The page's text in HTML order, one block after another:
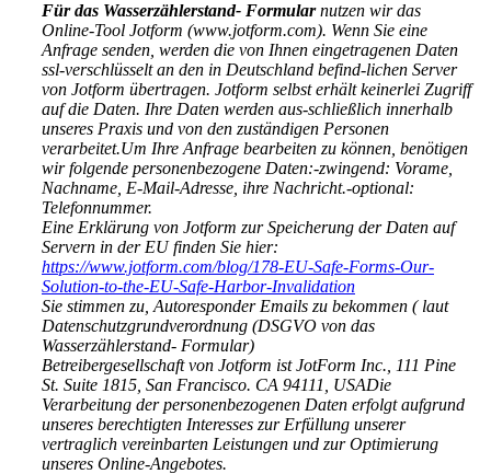
Für das Wasserzählerstand- Formularnutzen wir das
Online-Tool Jotform (www.jotform.com). Wenn Sie eine
Anfrage senden, werden die von Ihnen eingetragenen Daten
ssl-verschlüsselt an den in Deutschland befind-lichen Server
von Jotform übertragen. Jotform selbst erhält keinerlei Zugriff
auf die Daten. Ihre Daten werden aus-schließlich innerhalb
unseres Praxis und von den zuständigen Personen
verarbeitet.Um Ihre Anfrage bearbeiten zu können, benötigen
wir folgende personenbezogene Daten:-zwingend: Vorame,
Nachname, E-Mail-Adresse, ihre Nachricht.-optional:
Telefonnummer.
Eine Erklärung von Jotform zur Speicherung der Daten auf
Servern in der EU finden Sie hier:
https://www.jotform.com/blog/178-EU-Safe-Forms-Our-
Solution-to-the-EU-Safe-Harbor-Invalidation
Sie stimmen zu, Autoresponder Emails zu bekommen ( laut
Datenschutzgrundverordnung (DSGVO von das
Wasserzählerstand- Formular)
Betreibergesellschaft von Jotform ist JotForm Inc., 111 Pine
St. Suite 1815, San Francisco. CA 94111, USADie
Verarbeitung der personenbezogenen Daten erfolgt aufgrund
unseres berechtigten Interesses zur Erfüllung unserer
vertraglich vereinbarten Leistungen und zur Optimierung
unseres Online-Angebotes.